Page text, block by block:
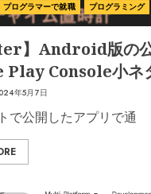
プログラマーで就職 プログラミング
】Android版の公
Play Console小ネ
年5月7日
で公開したアプリで通